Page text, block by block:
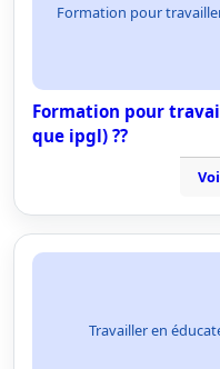
Formation pour
Formation pour
que ipgl) ??
Travailler en